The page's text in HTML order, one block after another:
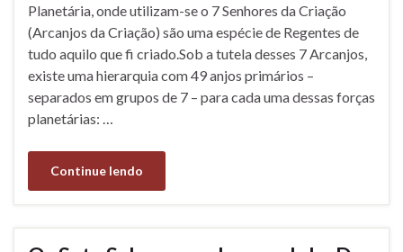
Planetária, onde utilizam-se o 7 Senhores da Criação
(Arcanjos da Criação) são uma espécie de Regentes de
tudo aquilo que fi criado.Sob a tutela desses 7 Arcanjos,
existe uma hierarquia com 49 anjos primários –
separados em grupos de 7 – para cada uma dessas forças
planetárias: …
Continue lendo